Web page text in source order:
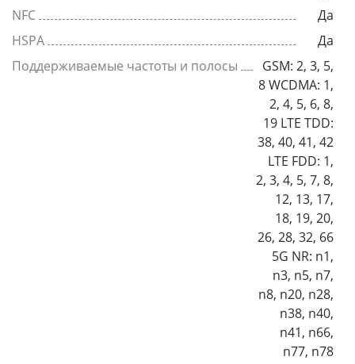
NFC
Да
HSPA
Да
Поддерживаемые частоты и полосы
GSM: 2, 3, 5,
8 WCDMA: 1,
2, 4, 5, 6, 8,
19 LTE TDD:
38, 40, 41, 42
LTE FDD: 1,
2, 3, 4, 5, 7, 8,
12, 13, 17,
18, 19, 20,
26, 28, 32, 66
5G NR: n1,
n3, n5, n7,
n8, n20, n28,
n38, n40,
n41, n66,
n77, n78